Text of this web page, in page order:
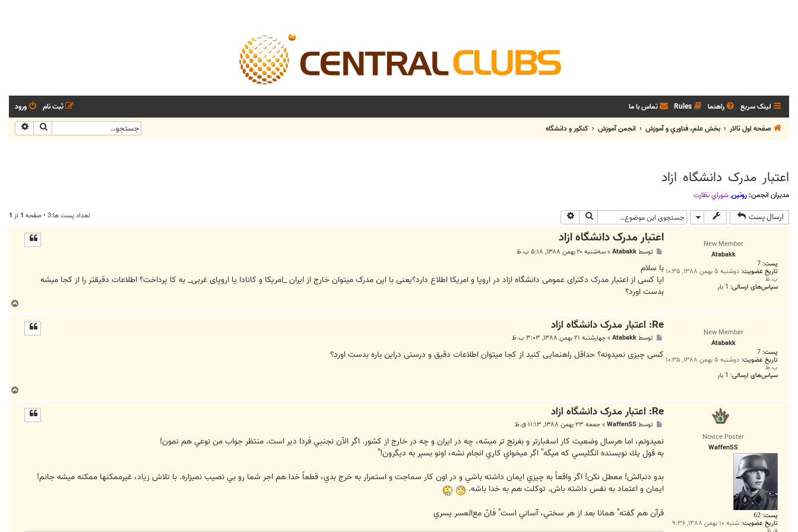
لینک سریع راهنما Rules تماس با ما ورود
ثبت نام
صفحه اول تالار
بخش علم، فناوري و آموزش انجمن آموزش کنکور و دانشگاه جستجو
اعتبار مدرک دانشگاه ازاد
مدیران انجمن: رونین,شوراي نظارت
ارسال پست جستجو تعداد پست ها:3 • صفحه 1 از 1
New Member
Atabakk
پست: 7
تاریخ عضویت: دوشنبه ۵ بهمن ۱۳۸۸, ۱۰:۳۵
ب.ظ
سپاس‌های ارسالی: 1 بار
اعتبار مدرک دانشگاه ازاد
ت
توسطAtabakk
»سه‌شنبه ۲۰ بهمن ۱۳۸۸, ۵:۱۸ ب.ظ
با سلام
ایا کسی از اعتبار مدرک دکترای عمومی دانشگاه ازاد در اروپا و امریکا اطلاع دارد؟یعنی با این مدرک میتوان خارج از ایران _امریکا و کانادا یا اروپای غربی_ به کا پرداخت؟ اطلاعات دقیقتر را از کجا میشه
بدست اورد؟
ا
New Member
Atabakk
پست: 7
تاریخ عضویت: دوشنبه ۵ بهمن ۱۳۸۸, ۱۰:۳۵
ب.ظ
سپاس‌های ارسالی: 1 بار
Re: اعتبار مدرک دانشگاه ازاد
ت
توسطAtabakk
»چهارشنبه ۲۱ بهمن ۱۳۸۸, ۳:۰۳ ب.ظ
کسی چیزی نمیدونه؟ حداقل راهنمایی کنید از کجا میتوان اطلاعات دقیق و درستی دراین باره بدست اورد؟
ا
Novice Poster
WaffenSS
پست: 62
تاریخ عضویت: شنبه ۱۰ بهمن ۱۳۸۸, ۹:۳۶
Re: اعتبار مدرک دانشگاه ازاد
ت
توسطWaffenSS
»جمعه ۲۳ بهمن ۱۳۸۸, ۱۱:۱۳ ق.ظ
نميدونم، اما هرسال وضعيت كار اسفبارتر و بغرنج تر ميشه، چه در ايران و چه در خارج از كشور. اگر الآن نجنبي فردا دير است. منتظر جواب من نوعي هم نمون!
به قول يك نويسنده انگليسي كه ميگه" اگر ميخواي كاري انجام نشه، اونو بسپر به ديگرون!"
بدو دنبالش! معطل نكن! اگر واقعاً به چيزي ايمان داشته باشي و در اون كار سماجت و استمرار به خرج بدي، قطعاً خدا هم اجر شما رو بي نصيب نميزاره. با تلاش زياد، غيرممكنها ممكنه ميشه جانم!
ايمان و اعتماد به نفس داشته باش. توكلت هم به خدا باشه.
قرآن هم گفته" همانا بعد از هر سختي، آساني است" فانّ مع‌العسر يسري